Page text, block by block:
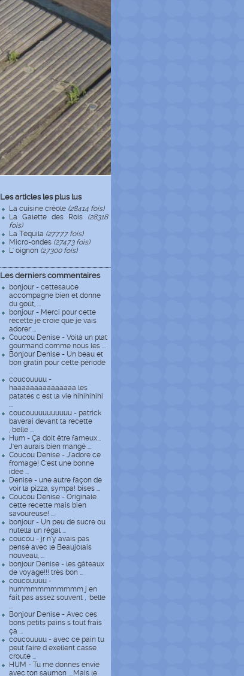
Les articles les plus lus
La cuisine créole (28414 fois)
La Galette des Rois (28318
fois)
La Téquila (27777 fois)
Micro-ondes (27473 fois)
L' oignon (27300 fois)
Les derniers commentaires
bonjour - cettesauce
accompagne bien et donne
du goût, ...
bonjour - Merci pour cette
recette je croie que je vais
adorer ...
Coucou Denise - Voilà un plat
gourmand comme nous les ...
Bonjour Denise - Un beau et
bon gratin pour cette période
...
coucouuuu -
haaaaaaaaaaaaaaa les
patates c est la vie hihihihihi
...
coucouuuuuuuuuu - patrick
baverai devant ta recette
, belle ...
Hum - Ça doit être fameux...
J'en aurais bien mangé ...
Coucou Denise - J'adore ce
fromage! C'est une bonne
idée ...
Denise - une autre façon de
voir la pizza, sympa! bises ...
Coucou Denise - Originale
cette recette mais bien
savoureuse! ...
bonjour - Un peu de sucre ou
nutella un régal ...
coucou - jr n'y avais pas
pensé avec le Beaujolais
nouveau, ...
bonjour Denise - les gâteaux
de voyage!!! très bon ...
coucouuuu -
hummmmmmmmmm j en
fait pas assez souvent , belle
...
Bonjour Denise - Avec ces
bons petits pains s tout frais
ça ...
coucouuuu - avec ce pain tu
peut faire d exellent casse
croute ...
HUM - Tu me donnes envie
avec ton saumon ....Mais le